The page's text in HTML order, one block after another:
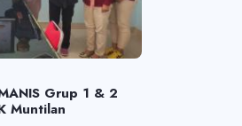
Grup 1 & 2
Muntilan